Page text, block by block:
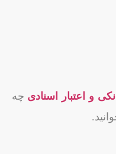
و اعتبار اسنادی چه